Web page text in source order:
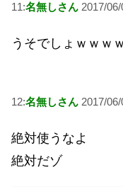
11:名無しさん 2017/
うそでしょｗｗｗ
12:名無しさん 2017/
絶対使うなよ
絶対だゾ